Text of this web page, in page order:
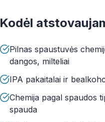
Kodėl
Pilnas spaustuvės
dangos, milteliai
IPA pakaitalai ir
Chemija pagal spaudos
spauda